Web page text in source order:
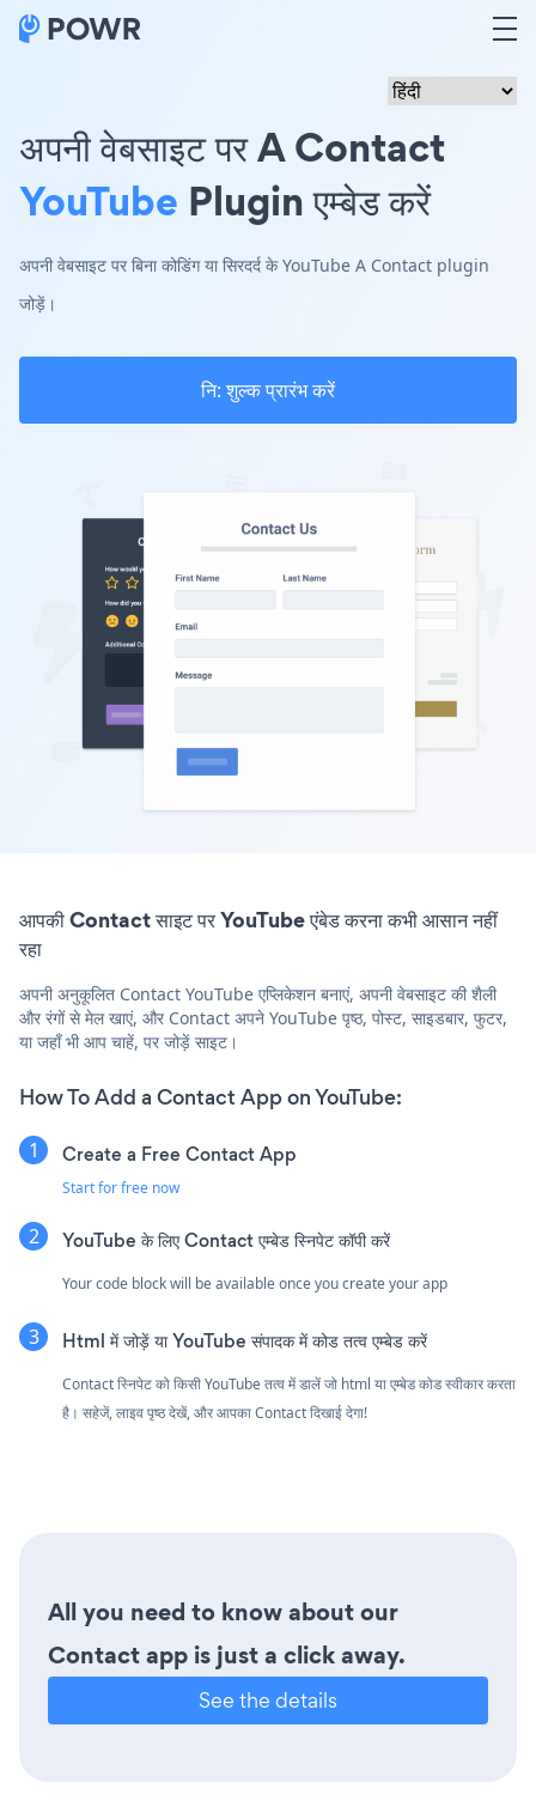
अपनी वेबसाइट पर A Contact
YouTube Plugin एम्बेड करें
अपनी वेबसाइट पर बिना कोडिंग या सिरदर्द के YouTube A Contact plugin
जोड़ें।
नि: शुल्क प्रारंभ करें
आपकी Contact साइट पर YouTube एंबेड करना कभी आसान नहीं
रहा
अपनी अनुकूलित Contact YouTube एप्लिकेशन बनाएं, अपनी वेबसाइट की शैली
और रंगों से मेल खाएं, और Contact अपने YouTube पृष्ठ, पोस्ट, साइडबार, फुटर,
या जहाँ भी आप चाहें, पर जोड़ें साइट।
How To Add a Contact App on YouTube:
Create a Free Contact App
Start for free now
YouTube के लिए Contact एम्बेड स्निपेट कॉपी करें
Your code block will be available once you create your app
Html में जोड़ें या YouTube संपादक में कोड तत्व एम्बेड करें
Contact स्निपेट को किसी YouTube तत्व में डालें जो html या एम्बेड कोड स्वीकार करता
है। सहेजें, लाइव पृष्ठ देखें, और आपका Contact दिखाई देगा!
All you need to know about our
Contact app is just a click away.
See the details